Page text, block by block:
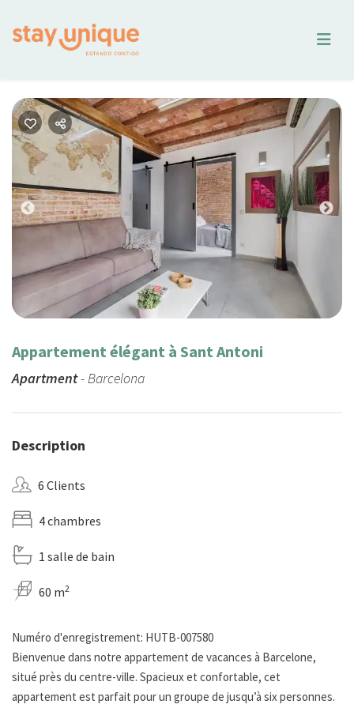
Previous
Appartement élégant à Sant Antoni
Apartment- Barcelona
Description
6 Clients
4 chambres
1 salle de bain
60 m2
Numéro d'enregistrement: HUTB-007580
Bienvenue dans notre appartement de vacances à Barcelone,
situé près du centre-ville. Spacieux et confortable, cet
appartement est parfait pour un groupe de jusqu’à six personnes.